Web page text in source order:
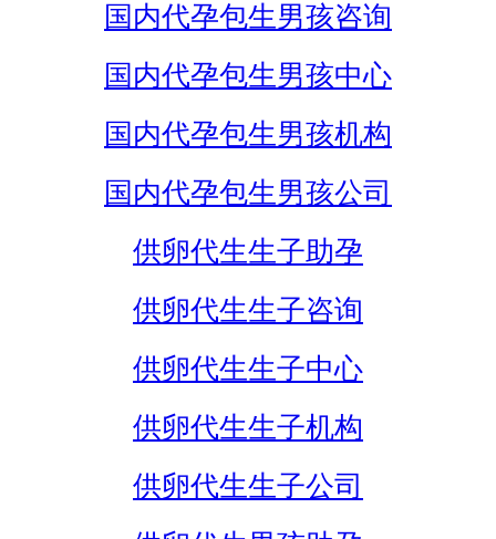
国内代孕包生男孩咨询
国内代孕包生男孩中心
国内代孕包生男孩机构
国内代孕包生男孩公司
供卵代生生子助孕
供卵代生生子咨询
供卵代生生子中心
供卵代生生子机构
供卵代生生子公司